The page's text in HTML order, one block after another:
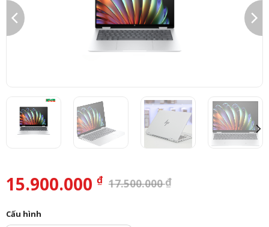
15.900.000 ₫ 17.500.000₫
Cấu hình